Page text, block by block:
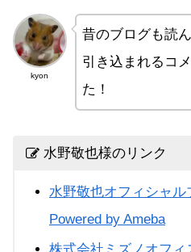
kyon
昔のブログも読
引き込まれるコ
た！
水野敬也様のリンク
水野敬也オフィシャル
Powered by Ameba